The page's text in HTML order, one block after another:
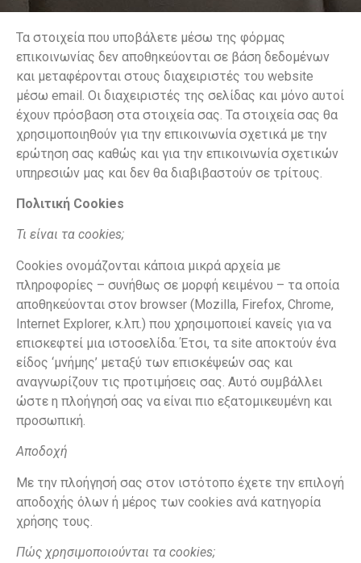
Τα στοιχεία που υποβάλετε μέσω της φόρμας
επικοινωνίας δεν αποθηκεύονται σε βάση δεδομένων
και μεταφέρονται στους διαχειριστές του website
μέσω email. Οι διαχειριστές της σελίδας και μόνο αυτοί
έχουν πρόσβαση στα στοιχεία σας. Τα στοιχεία σας θα
χρησιμοποιηθούν για την επικοινωνία σχετικά με την
ερώτηση σας καθώς και για την επικοινωνία σχετικών
υπηρεσιών μας και δεν θα διαβιβαστούν σε τρίτους.
Πολιτική Cookies
Τι είναι τα cookies;
Cookies ονομάζονται κάποια μικρά αρχεία με
πληροφορίες – συνήθως σε μορφή κειμένου – τα οποία
αποθηκεύονται στον browser (Mozilla, Firefox, Chrome,
Internet Explorer, κ.λπ.) που χρησιμοποιεί κανείς για να
επισκεφτεί μια ιστοσελίδα. Έτσι, τα site αποκτούν ένα
είδος ‘μνήμης’ μεταξύ των επισκέψεών σας και
αναγνωρίζουν τις προτιμήσεις σας. Αυτό συμβάλλει
ώστε η πλοήγησή σας να είναι πιο εξατομικευμένη και
προσωπική.
Αποδοχή
Με την πλοήγησή σας στον ιστότοπο έχετε την επιλογή
αποδοχής όλων ή μέρος των cookies ανά κατηγορία
χρήσης τους.
Πώς χρησιμοποιούνται τα cookies;